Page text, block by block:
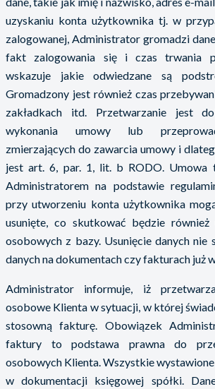
uzyskaniu konta użytkownika tj. w
zalogowanej, Administrator gromadzi
fakt zalogowania się i czas trwania
wskazuje jakie odwiedzane są
Gromadzony jest również czas
zakładkach itd. Przetwarzanie jest
wykonania umowy lub
zmierzających do zawarcia umowy i
jest art. 6, par. 1, lit. b RODO. Umowa
Administratorem na podstawie
przy utworzeniu konta użytkownika
usunięte, co skutkować będzie również
osobowych z bazy. Usunięcie danych nie
danych na dokumentach czy fakturach już
Administrator informuje, iż
osobowe Klienta w sytuacji, w której
stosowną fakturę. Obowiązek
faktury to podstawa prawna do
osobowych Klienta. Wszystkie
w dokumentacji księgowej spółki.